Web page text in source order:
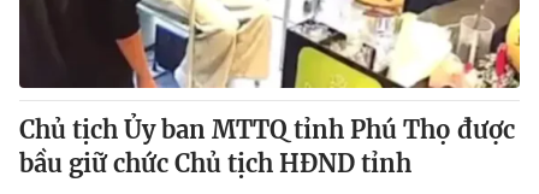
Chủ tịch Ủy ban MTTQ tỉnh Phú Thọ được
bầu giữ chức Chủ tịch HĐND tỉnh